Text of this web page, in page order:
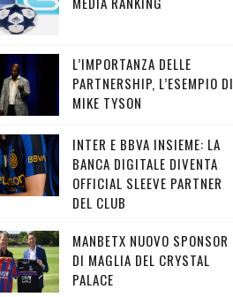
L’IMPORTANZA DELLE
PARTNERSHIP, L’ESEMPIO DI
MIKE TYSON
INTER E BBVA INSIEME: LA
BANCA DIGITALE DIVENTA
OFFICIAL SLEEVE PARTNER
DEL CLUB
MANBETX NUOVO SPONSOR
DI MAGLIA DEL CRYSTAL
PALACE